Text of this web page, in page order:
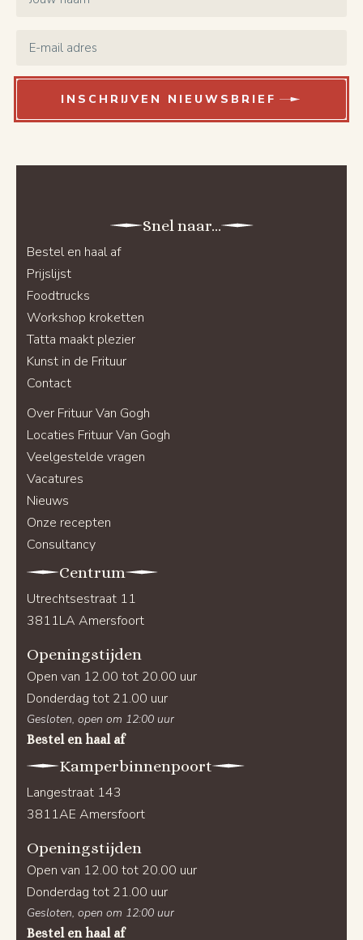
INSCHRIJVEN NIEUWSBRIEF
Snel naar...
Bestel en haal af
Prijslijst
Foodtrucks
Workshop kroketten
Tatta maakt plezier
Kunst in de Frituur
Contact
Over Frituur Van Gogh
Locaties Frituur Van Gogh
Veelgestelde vragen
Vacatures
Nieuws
Onze recepten
Consultancy
Centrum
Utrechtsestraat 11
3811LA Amersfoort
Openingstijden
Open van 12.00 tot 20.00 uur
Donderdag tot 21.00 uur
Gesloten, open om 12:00 uur
Bestel en haal af
Kamperbinnenpoort
Langestraat 143
3811AE Amersfoort
Openingstijden
Open van 12.00 tot 20.00 uur
Donderdag tot 21.00 uur
Gesloten, open om 12:00 uur
Bestel en haal af